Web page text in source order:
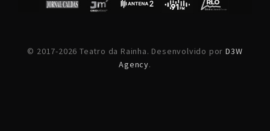
© 2017-2026 Teatro da Rainha. Desenvolvido porD3W
Agency.